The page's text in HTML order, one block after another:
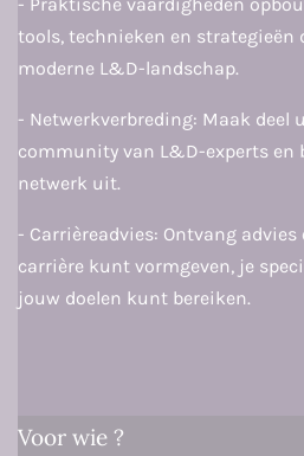
- Praktische vaardigheden
tools, technieken en
moderne L&D-landschap.
- Netwerkverbreding: Maak deel
community van L&D-experts en
netwerk uit.
- Carrièreadvies: Ontvang advies
carrière kunt vormgeven, je
jouw doelen kunt bereiken.
Voor wie ?